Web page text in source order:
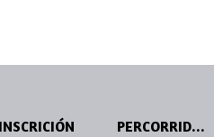
INSCRICIÓN PERCORRIDOS